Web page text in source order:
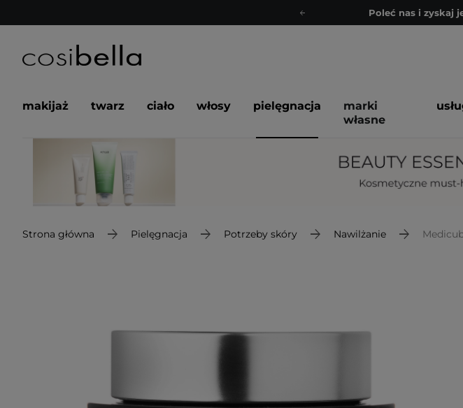
Poleć nas i zyskaj
Bezpłatne
Poleć nas i zyskaj
makijaż twarz ciało włosy pielęgnacja
marki
własne
Strona główna Pielęgnacja Potrzeby skóry Nawilżanie